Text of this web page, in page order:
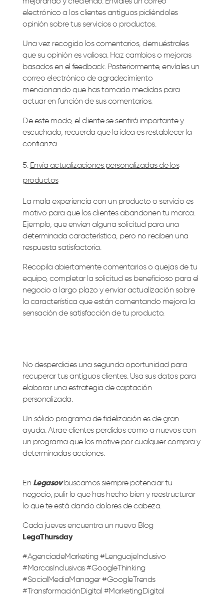
electrónico a los clientes antiguos pidiéndoles
opinión sobre tus servicios o productos.
Una vez recogido los comentarios, demuéstrales
que su opinión es valiosa. Haz cambios o mejoras
basados en el feedback. Posteriormente, envíales un
correo electrónico de agradecimiento
mencionando que has tomado medidas para
actuar en función de sus comentarios.
De este modo, el cliente se sentirá importante y
escuchado, recuerda que la idea es restablecer la
confianza.
Envía actualizaciones personalizadas de los
productos
La mala experiencia con un producto o servicio es
motivo para que los clientes abandonen tu marca.
Ejemplo, que envíen alguna solicitud para una
determinada característica, pero no reciben una
respuesta satisfactoria.
Recopila abiertamente comentarios o quejas de tu
equipo, completar la solicitud es beneficioso para el
negocio a largo plazo y enviar actualización sobre
la característica que están comentando mejora la
sensación de satisfacción de tu producto.
No desperdicies una segunda oportunidad para
recuperar tus antiguos clientes. Usa sus datos para
elaborar una estrategia de captación
personalizada.
Un sólido programa de fidelización es de gran
ayuda. Atrae clientes perdidos como a nuevos con
un programa que los motive por cualquier compra y
determinadas acciones.
En Legasovbuscamos siempre potenciar tu
negocio, pulir lo que has hecho bien y reestructurar
lo que te está dando dolores de cabeza.
Cada jueves encuentra un nuevo Blog
LegaThursday
#AgenciadeMarketing #LenguajeInclusivo
#MarcasInclusivas #GoogleThinking
#SocialMediaManager #GoogleTrends
#TransformaciónDigital #MarketingDigital